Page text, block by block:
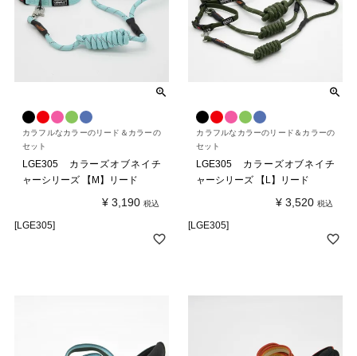
カラフルなカラーのリード＆カラーの
セット
LGE305 カラーズオブネイチ
ャーシリーズ 【M】リード
¥ 3,190 税込
[LGE305]
カラフルなカラーのリード＆カラーの
セット
LGE305 カラーズオブネイチ
ャーシリーズ 【L】リード
¥ 3,520 税込
[LGE305]